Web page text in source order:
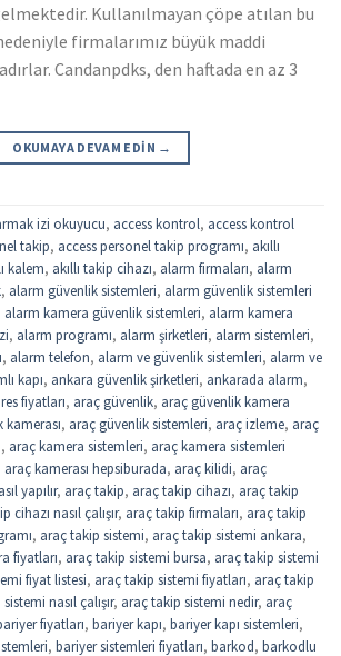
Kullanılmayan çöpe atılan bu
firmalarımız büyük maddi
Candanpdks, den haftada en az 3
OKUMAYA DEVAM EDIN →
izi okuyucu, access kontrol, access kontrol
takip, access personel takip programı, akıllı
kalem, akıllı takip cihazı, alarm firmaları, alarm
, alarm güvenlik sistemleri, alarm güvenlik sistemleri
alarm kamera güvenlik sistemleri, alarm kamera
, alarm programı, alarm şirketleri, alarm sistemleri,
, alarm telefon, alarm ve güvenlik sistemleri, alarm ve
kapı, ankara güvenlik şirketleri, ankarada alarm,
fiyatları, araç güvenlik, araç güvenlik kamera
, araç güvenlik sistemleri, araç izleme, araç
, araç kamera sistemleri, araç kamera sistemleri
araç kamerası hepsiburada, araç kilidi, araç
yapılır, araç takip, araç takip cihazı, araç takip
cihazı nasıl çalışır, araç takip firmaları, araç takip
, araç takip sistemi, araç takip sistemi ankara,
fiyatları, araç takip sistemi bursa, araç takip sistemi
fiyat listesi, araç takip sistemi fiyatları, araç takip
nasıl çalışır, araç takip sistemi nedir, araç
fiyatları, bariyer kapı, bariyer kapı sistemleri,
, bariyer sistemleri fiyatları, barkod, barkodlu